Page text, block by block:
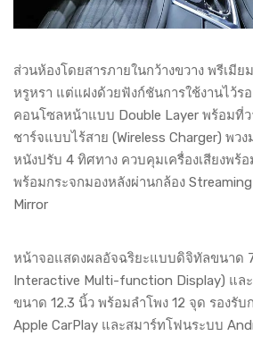
ส่วนห้องโดยสารภายในกว้างขวาง พรีเมี
หรูหรา แต่แฝงด้วยฟังก์ชันการใช้งานไว้ร
คอนโซลหน้าแบบ Double Layer พร้อมที่ว
ชาร์จแบบไร้สาย (Wireless Charger) พ
หนังปรับ 4 ทิศทาง ควบคุมเครื่องเสียงพร้
พร้อมกระจกมองหลังผ่านกล้อง Streaming
Mirror
หน้าจอแสดงผลอัจฉริยะแบบดิจิทัลขนาด
Interactive Multi-function Display) แล
ขนาด 12.3 นิ้ว พร้อมลำโพง 12 จุด รองรั
Apple CarPlay และสมาร์ทโฟนระบบ